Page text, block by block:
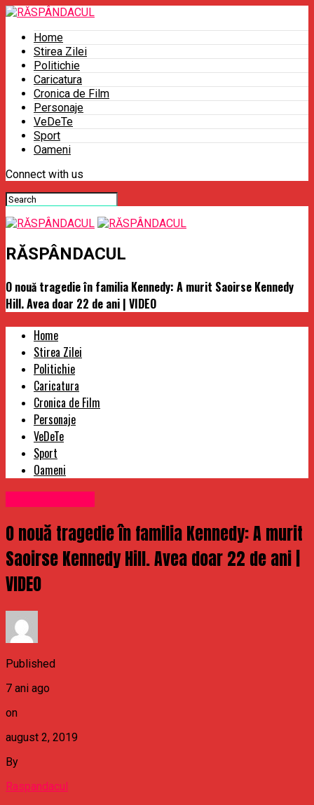
Home
Stirea Zilei
Politichie
Caricatura
Cronica de Film
Personaje
VeDeTe
Sport
Oameni
Connect with us
RĂSPÂNDACUL
O nouă tragedie în familia Kennedy: A murit Saoirse Kennedy
Hill. Avea doar 22 de ani | VIDEO
Home
Stirea Zilei
Politichie
Caricatura
Cronica de Film
Personaje
VeDeTe
Sport
Oameni
O nouă tragedie în familia Kennedy: A murit
Saoirse Kennedy Hill. Avea doar 22 de ani |
VIDEO
Published
7 ani ago
on
august 2, 2019
By
Raspandacul